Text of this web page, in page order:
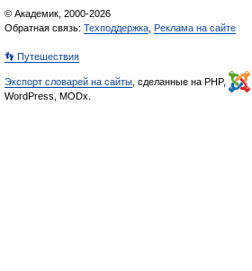
© Академик, 2000-2026
Обратная связь: Техподдержка Реклама на сайте
👣 Путешествия
Экспорт словарей на сайты , сделанные на PHP,
WordPress, MODx.